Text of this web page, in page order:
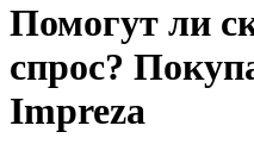
Помогут ли
спрос?
Impreza